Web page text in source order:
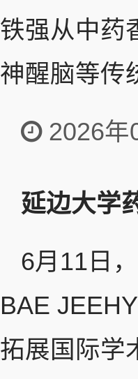
铁强从中药
神醒脑等传
2026年
延边大学
6月11日
BAE
拓展国际学